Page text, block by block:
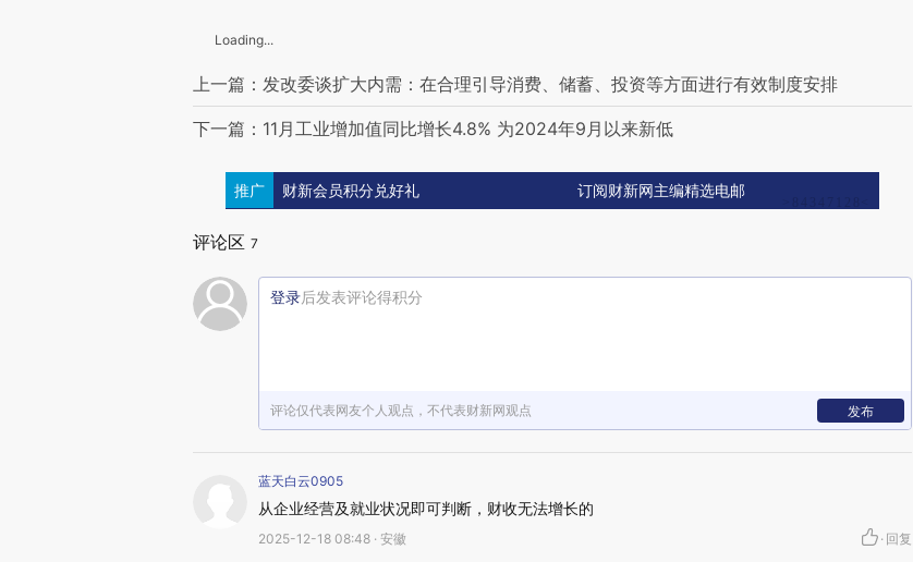
Loading...
上一篇：发改委谈扩大内需：在合理引导消费、储蓄、投资等方面进行有效制度安排
下一篇：11月工业增加值同比增长4.8% 为2024年9月以来新低
推广 财新会员积分兑好礼 订阅财新网主编精选电邮
评论区 7
登录后发表评论得积分
评论仅代表网友个人观点，不代表财新网观点 发布
蓝天白云0905
从企业经营及就业状况即可判断，财收无法增长的
2025-12-18 08:48 · 安徽 · 回复